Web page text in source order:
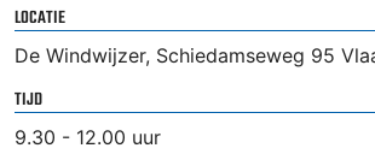
LOCATIE
De Windwijzer, Schiedamseweg 95
TIJD
9.30 - 12.00 uur